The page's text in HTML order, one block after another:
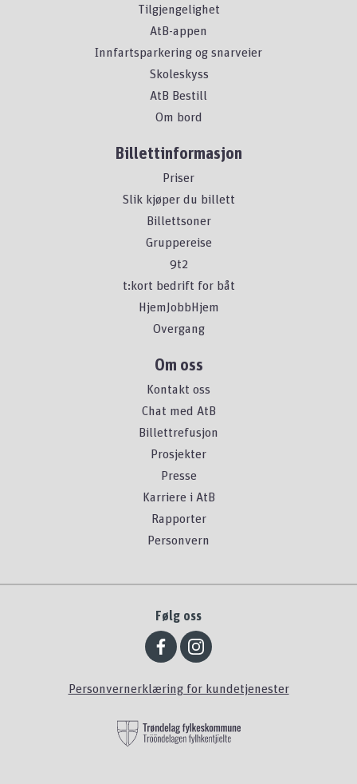
Tilgjengelighet
AtB-appen
Innfartsparkering og snarveier
Skoleskyss
AtB Bestill
Om bord
Billettinformasjon
Priser
Slik kjøper du billett
Billettsoner
Gruppereise
9t2
t:kort bedrift for båt
HjemJobbHjem
Overgang
Om oss
Kontakt oss
Chat med AtB
Billettrefusjon
Prosjekter
Presse
Karriere i AtB
Rapporter
Personvern
Følg oss
Personvernerklæring for kundetjenester